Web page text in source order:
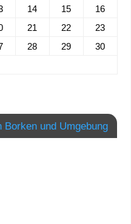
14 15
16
21 22
23
28 29
30
Borken und Umgebung